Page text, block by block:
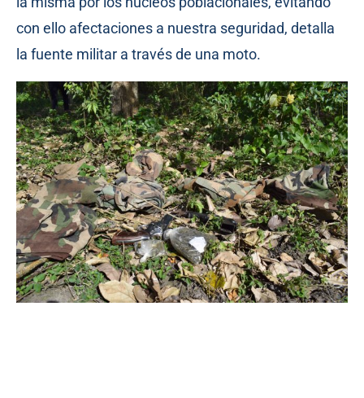
con ello afectaciones a nuestra seguridad, detalla
la fuente militar a través de una moto.